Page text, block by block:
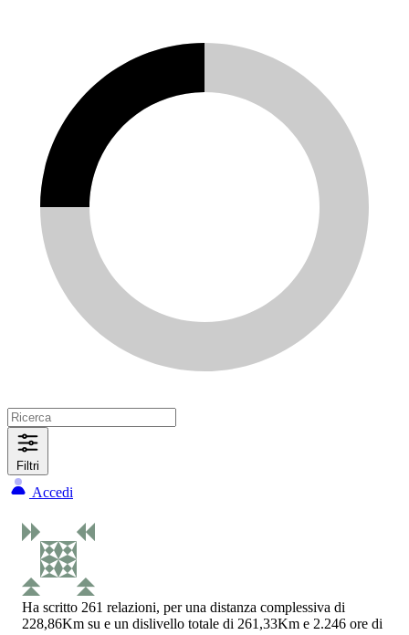
Filtri
Accedi
Ha scritto 261 relazioni, per una distanza complessiva di
228,86Km su e un dislivello totale di 261,33Km e 2.246 ore di